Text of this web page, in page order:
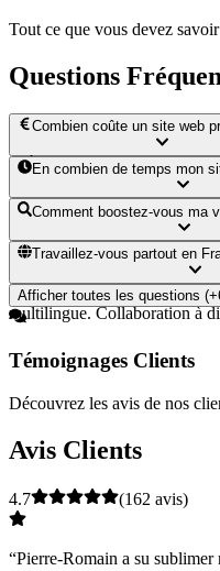
Tout ce que vous devez
Questions
Combien coûte un site web
**À partir de 490€** pour un
1200€, applications sur
avec simulateur intelligent
En combien de temps mon
**Ultra-rapide !** Site vitrine
semaines. App complexe :
aperçus à chaque étape.
Comment boostez-vous ma
**SEO intégré dès le départ
ciblé, référencement local.
Suivi mensuel inclus.
Travaillez-vous partout en
**Oui, 100% !** France,
multilingue. Collaboration à
Afficher toutes les questions
Témoignages Clients
Découvrez les avis de nos
Avis Clients
4.7 (162 avis)
“Pierre-Romain a su